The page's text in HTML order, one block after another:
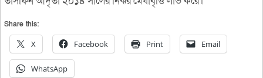
Share this:
X Facebook Print Email
WhatsApp